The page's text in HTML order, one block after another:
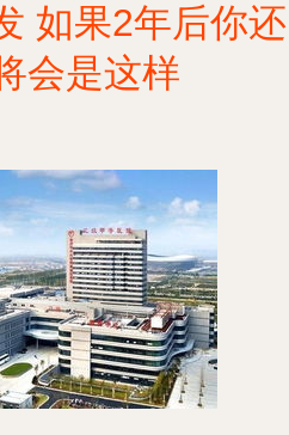
如果2年后你还
会是这样